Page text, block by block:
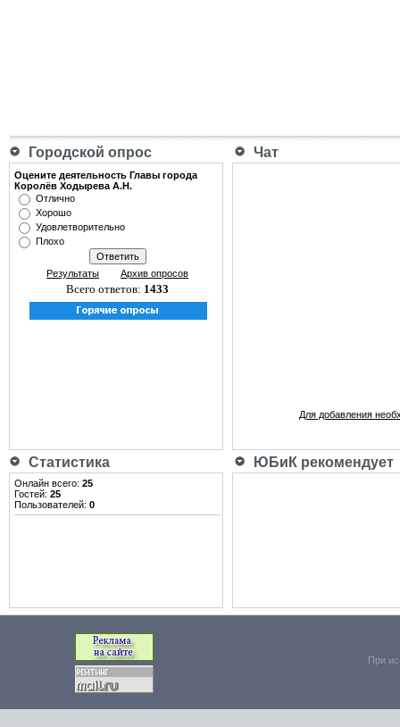
Городской опрос Чат
Оцените деятельность Главы города
Королёв Ходырева А.Н.
Отлично
Хорошо
Удовлетворительно
Плохо
Результаты Архив опросов
Всего ответов: 1433
Для добавления
Статистика ЮБиК рекомендует
Онлайн всего: 25
Гостей: 25
Пользователей: 0
При